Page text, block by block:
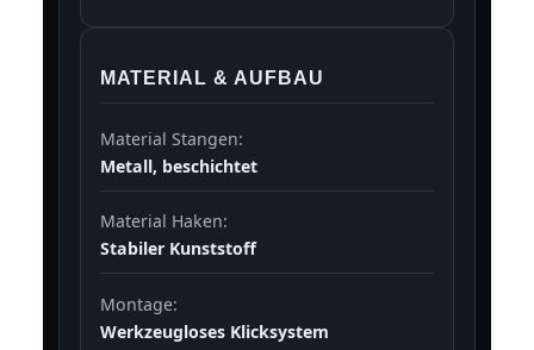
MATERIAL & AUFBAU
Material Stangen:
Metall, beschichtet
Material Haken:
Stabiler Kunststoff
Montage:
Werkzeugloses Klicksystem